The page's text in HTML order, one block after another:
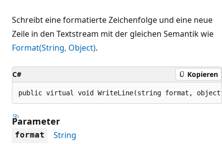
Schreibt eine formatierte Zeichenfolge und eine neue
Zeile in den Textstream mit der gleichen Semantik wie
Format(String, Object).
C# Kopieren
public virtual void WriteLine(string format,
Parameter
format
String